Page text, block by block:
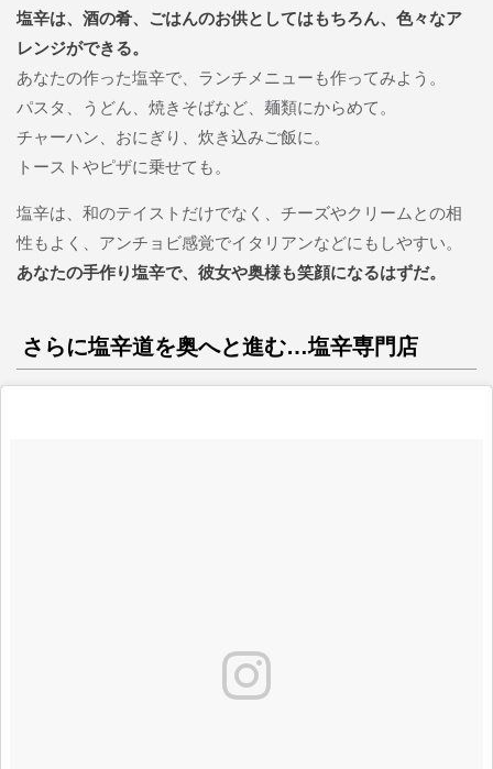
塩辛は、酒の肴、ごはんのお供としてはもちろん、色々なア
レンジができる。
あなたの作った塩辛で、ランチメニューも作ってみよう。
パスタ、うどん、焼きそばなど、麺類にからめて。
チャーハン、おにぎり、炊き込みご飯に。
トーストやピザに乗せても。
塩辛は、和のテイストだけでなく、チーズやクリームとの相
性もよく、アンチョビ感覚でイタリアンなどにもしやすい。
あなたの手作り塩辛で、彼女や奥様も笑顔になるはずだ。
さらに塩辛道を奥へと進む…塩辛専門店